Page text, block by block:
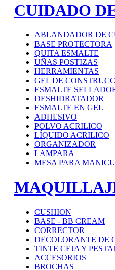
CUIDADO
ABLANDADOR DE
BASE PROTECTORA
QUITA ESMALTE
UÑAS POSTIZAS
HERRAMIENTAS
GEL DE
ESMALTE
DESHIDRATADOR
ESMALTE EN GEL
ADHESIVO
POLVO ACRILICO
LÍQUIDO ACRILICO
ORGANIZADOR
LAMPARA
MESA PARA
CUSHION
BASE - BB CREAM
CORRECTOR
DECOLORANTE DE
TINTE CEJA Y
ACCESORIOS
BROCHAS